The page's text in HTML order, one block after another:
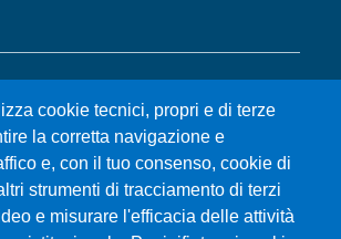
cookie tecnici, propri e di terze
la corretta navigazione e
e, con il tuo consenso, cookie di
strumenti di tracciamento di terzi
e misurare l'efficacia delle attività